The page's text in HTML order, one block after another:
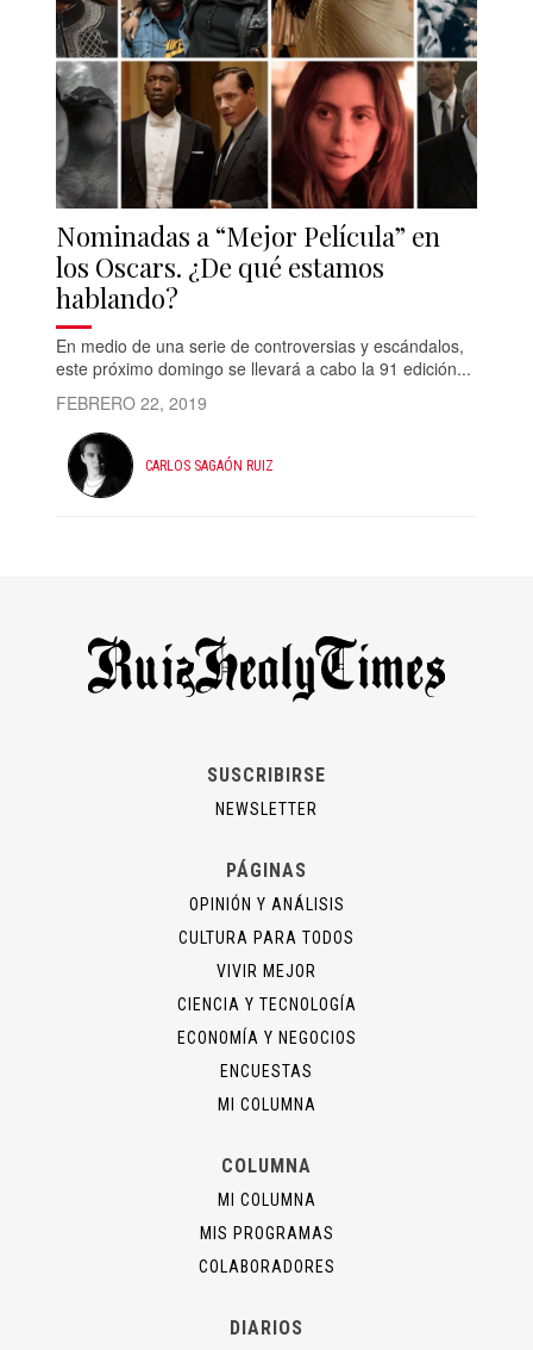
Nominadas a “Mejor Película” en
los Oscars. ¿De qué estamos
hablando?
En medio de una serie de controversias y escándalos,
este próximo domingo se llevará a cabo la 91 edición...
FEBRERO 22, 2019
CARLOS SAGAÓN RUIZ
SUSCRIBIRSE
NEWSLETTER
PÁGINAS
OPINIÓN Y ANÁLISIS
CULTURA PARA TODOS
VIVIR MEJOR
CIENCIA Y TECNOLOGÍA
ECONOMÍA Y NEGOCIOS
ENCUESTAS
MI COLUMNA
COLUMNA
MI COLUMNA
MIS PROGRAMAS
COLABORADORES
DIARIOS